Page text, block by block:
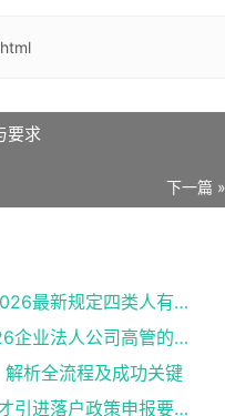
要求
下一篇 »
北京人才引进落户政策2026最新规定四类人有资格
北京投资落户新政策2026企业法人公司高管的福音
析全流程及成功关键
突破！2026年北京市人才引进落户政策申报要求操作指南